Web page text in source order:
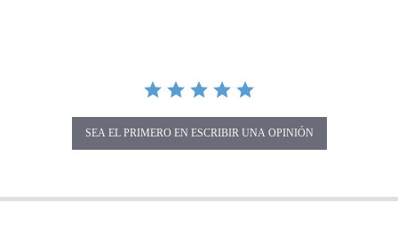
SEA EL PRIMERO EN ESCRIBIR UNA OPINIÓN